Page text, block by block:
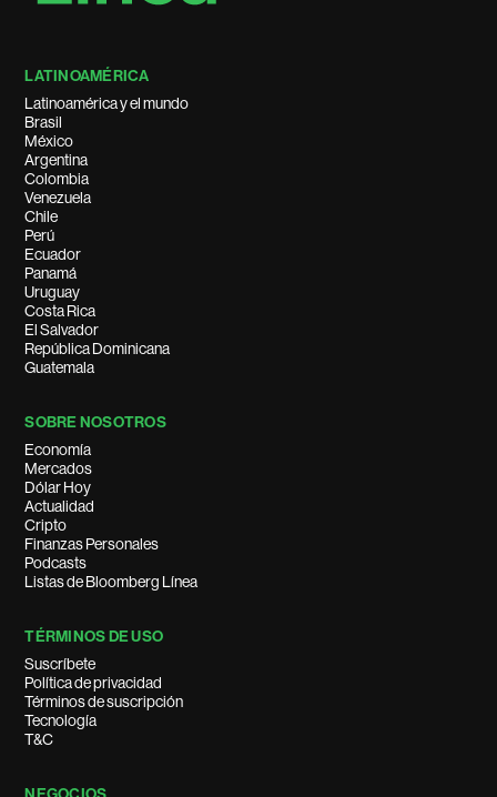
LATINOAMÉRICA
Latinoamérica y el mundo
Brasil
México
Argentina
Colombia
Venezuela
Chile
Perú
Ecuador
Panamá
Uruguay
Costa Rica
El Salvador
República Dominicana
Guatemala
SOBRE NOSOTROS
Economía
Mercados
Dólar Hoy
Actualidad
Cripto
Finanzas Personales
Podcasts
Listas de Bloomberg Línea
TÉRMINOS DE USO
Suscríbete
Política de privacidad
Términos de suscripción
Tecnología
T&C